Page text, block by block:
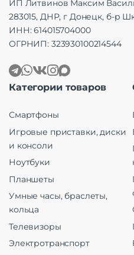
ИП Литвинов Максим
283015, ДНР, г Донецк, б-р
ИНН: 614015704000
ОГРНИП: 323930100214544
Категории товаров
Смартфоны
Игровые приставки, диски
и консоли
Ноутбуки
Планшеты
Умные часы, браслеты,
кольца
Телевизоры
Электротранспорт